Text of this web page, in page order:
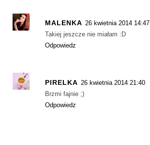
MALENKA 26 kwietnia 2014 14:47
Takiej jeszcze nie miałam :D
Odpowiedz
PIRELKA 26 kwietnia 2014 21:40
Brzmi fajnie ;)
Odpowiedz